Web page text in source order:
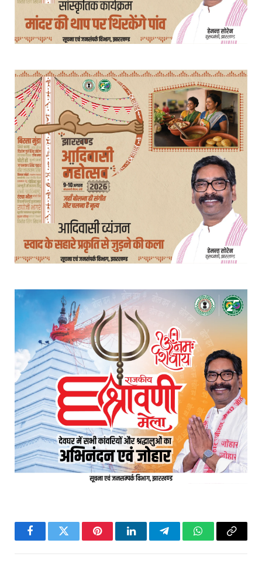
FacebookTwitter PinterestLinkedInTelegramWhatsApp
Copy